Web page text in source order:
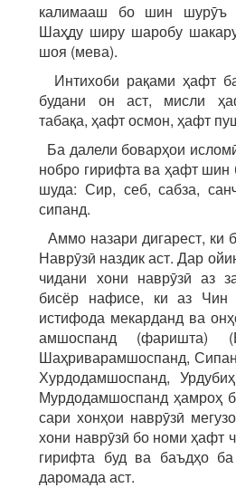
калимааш бо шин шурӯъ
Шаҳду ширу шаробу
шоя (мева).
Интихоби рақами ҳафт
будани он аст, мисли
табақа, ҳафт осмон, ҳафт
Ба далели боварҳои
нобро гирифта ва ҳафт шин
шуда: Сир, себ, сабза,
сипанд.
Аммо назари дигарест, ки
Наврӯзӣ наздик аст. Дар
чидани хони наврӯзӣ аз
бисёр нафисе, ки аз Чин
истифода мекарданд ва
амшоспанд (фаришта)
Шаҳриварамшоспанд,
Хурдодамшоспанд,
Мурдодамшоспанд ҳамроҳ
сари хонҳои наврӯзӣ
хони наврӯзӣ бо номи ҳафт
гирифта буд ва баъдҳо
даромада аст.